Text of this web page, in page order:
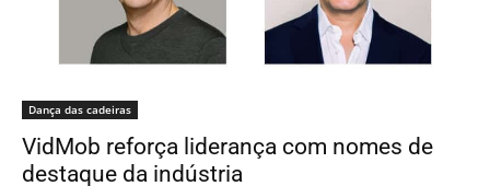
Dança das cadeiras
VidMob reforça liderança com nomes de
destaque da indústria